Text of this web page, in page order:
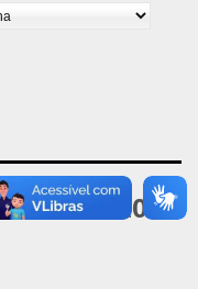
Nº 180/2023